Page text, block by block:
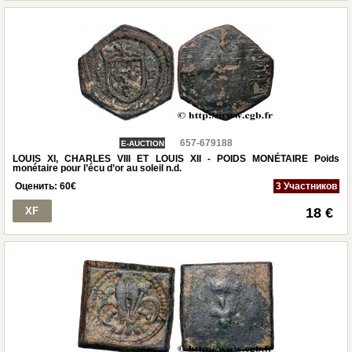
E-AUCTION
657-679188
LOUIS XI, CHARLES VIII ET LOUIS XII - POIDS MONÉTAIRE Poids
monétaire pour l’écu d’or au soleil n.d.
Оценить: 60€ 3 Участников
XF 18 €